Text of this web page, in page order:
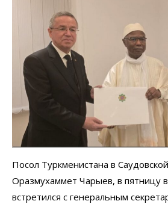
Посол Туркменистана в
Оразмухаммет Чарыев, в пятницу
встретился с генеральным